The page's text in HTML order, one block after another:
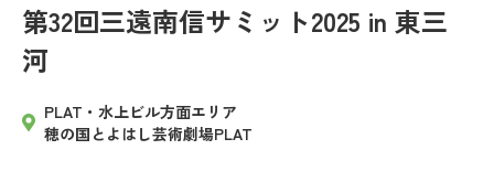
第32回三遠南信サミット2025 in 東三
河
PLAT・水上ビル方面エリア
穂の国とよはし芸術劇場PLAT